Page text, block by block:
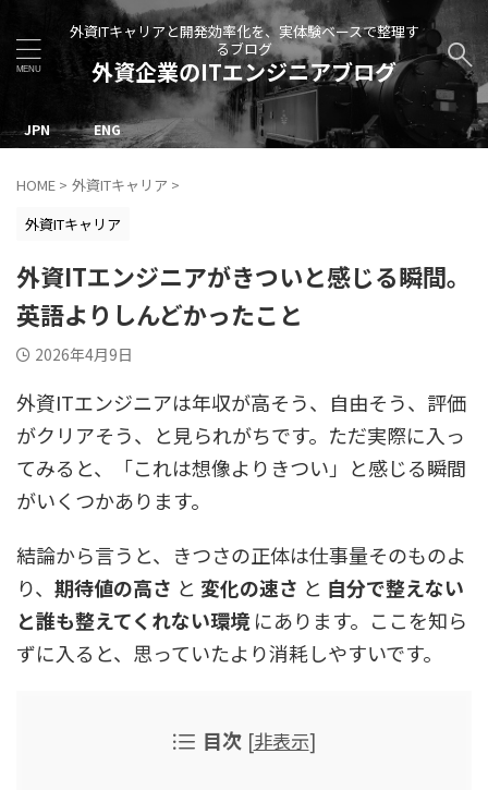
外資ITキャリアと開発効率化を、実体験ベースで整理す
るブログ
外資企業のITエンジニアブログ
JPN ENG
HOME > 外資ITキャリア >
外資ITキャリア
外資ITエンジニアがきついと感じる瞬間。
英語よりしんどかったこと
2026年4月9日
外資ITエンジニアは年収が高そう、自由そう、評価
がクリアそう、と見られがちです。ただ実際に入っ
てみると、「これは想像よりきつい」と感じる瞬間
がいくつかあります。
結論から言うと、きつさの正体は仕事量そのものよ
り、 期待値の高さ と 変化の速さ と 自分で整えない
と誰も整えてくれない環境 にあります。ここを知ら
ずに入ると、思っていたより消耗しやすいです。
目次 [非表示]